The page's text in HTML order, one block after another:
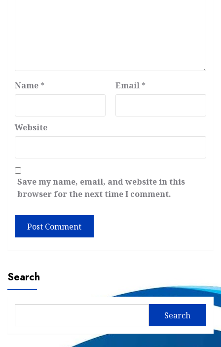
Name * Email *
Website
Save my name, email, and website in this
browser for the next time I comment.
Search
Search